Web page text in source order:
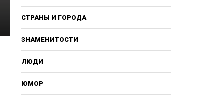
СТРАНЫ И ГОРОДА
ЗНАМЕНИТОСТИ
ЛЮДИ
ЮМОР